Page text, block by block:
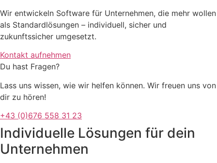
Wir entwickeln Software für Unternehmen, die mehr wollen
als Standardlösungen – individuell, sicher und
zukunftssicher umgesetzt.
Kontakt aufnehmen
Du hast Fragen?
Lass uns wissen, wie wir helfen können. Wir freuen uns von
dir zu hören!
+43 (0)676 558 31 23
Individuelle Lösungen für dein
Unternehmen